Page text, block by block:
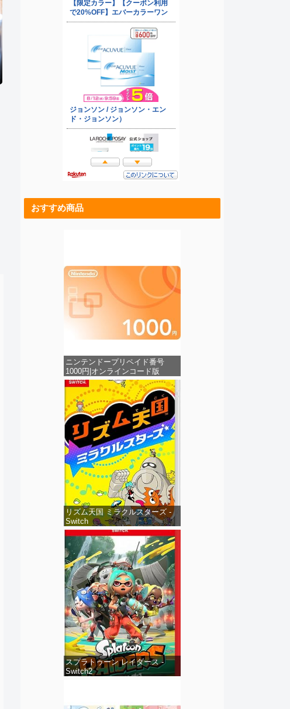
おすすめ商品
ニンテンドープリペイド番号
1000円|オンラインコード版
リズム天国 ミラクルスターズ -
Switch
スプラトゥーン レイダース -
Switch2